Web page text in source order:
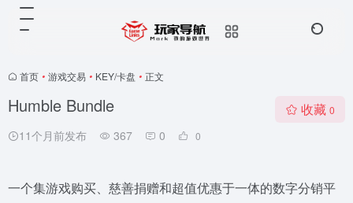
首页 • 游戏交易 • KEY/卡盘 • 正文
Humble Bundle
11个月前发布 367 0 0
收藏 0
一个集游戏购买、慈善捐赠和超值优惠于一体的数字分销平